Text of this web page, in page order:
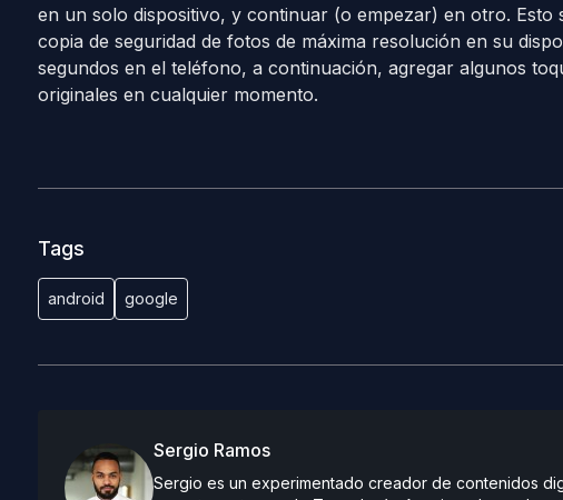
en un solo dispositivo, y continuar (o empezar) en otro. Esto
copia de seguridad de fotos de máxima resolución en su
segundos en el teléfono, a continuación, agregar algunos
originales en cualquier momento.
Tags
android google
Sergio Ramos
Sergio es un experimentado creador de contenidos